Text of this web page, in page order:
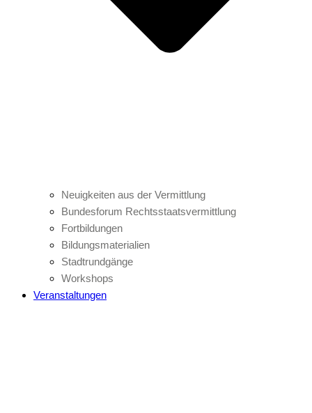
Neuigkeiten aus der Vermittlung
Bundesforum Rechtsstaatsvermittlung
Fortbildungen
Bildungsmaterialien
Stadtrundgänge
Workshops
Veranstaltungen